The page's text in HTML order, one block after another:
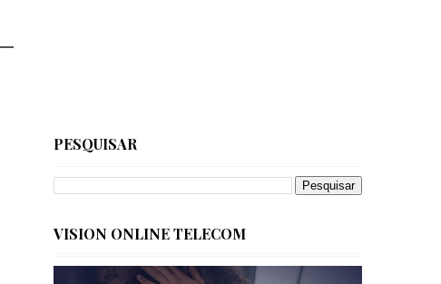
PESQUISAR
VISION ONLINE TELECOM